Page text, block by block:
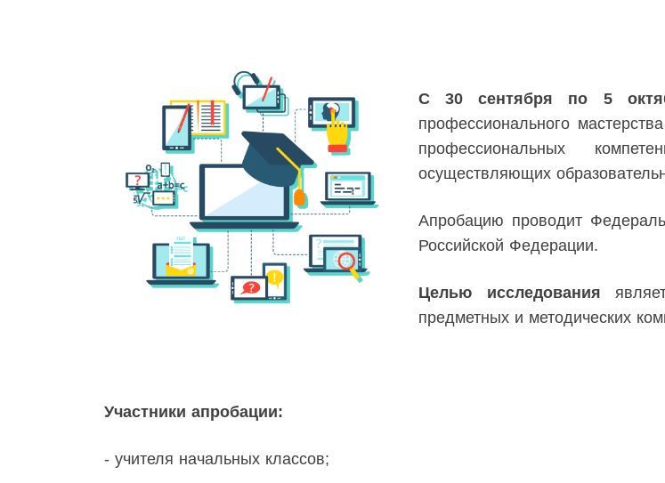
С 30 сентября по 5
профессионального
профессиональных
осуществляющих
Апробацию проводит
Российской Федерации.
Целью исследования
предметных и методических
Участники апробации:
- учителя начальных классов;